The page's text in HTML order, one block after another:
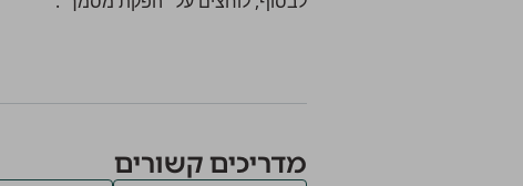
מדריכים קשורים